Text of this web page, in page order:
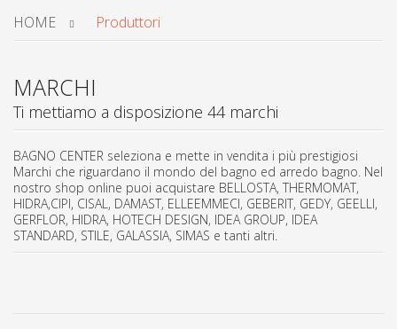
HOME Produttori
MARCHI
Ti mettiamo a disposizione 44 marchi
BAGNO CENTER seleziona e mette in vendita i più prestigiosi
Marchi che riguardano il mondo del bagno ed arredo bagno. Nel
nostro shop online puoi acquistare BELLOSTA, THERMOMAT,
HIDRA,CIPI, CISAL, DAMAST, ELLEEMMECI, GEBERIT, GEDY, GEELLI,
GERFLOR, HIDRA, HOTECH DESIGN, IDEA GROUP, IDEA
STANDARD, STILE, GALASSIA, SIMAS e tanti altri.